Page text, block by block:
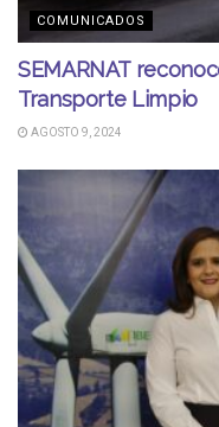
COMUNICADOS
SEMARNAT
Transporte Limpio
AGOSTO 9, 2024